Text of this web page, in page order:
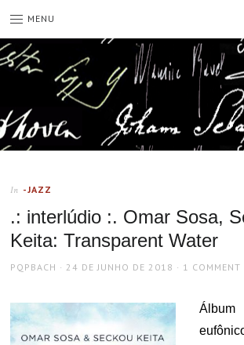
MENU
In -JAZZ
.: interlúdio :. Omar Sosa,
Keita: Transparent Water
AUTHOR
PQPBACH
POSTED
24 DE JUNHO DE 2018 1 COMMENT